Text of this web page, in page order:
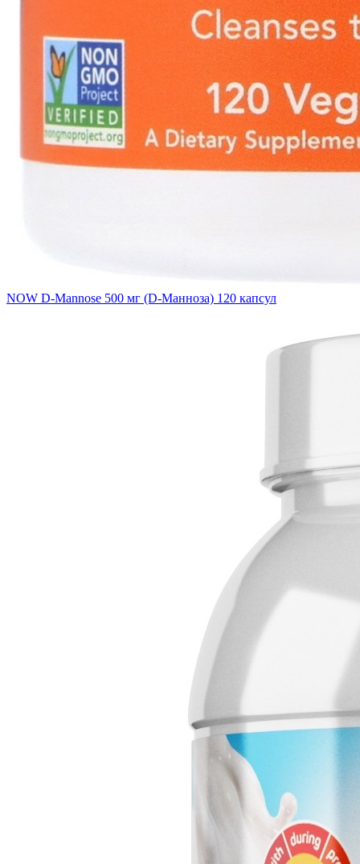
NOW D-Mannose 500 мг (D-Манноза) 120 капсул